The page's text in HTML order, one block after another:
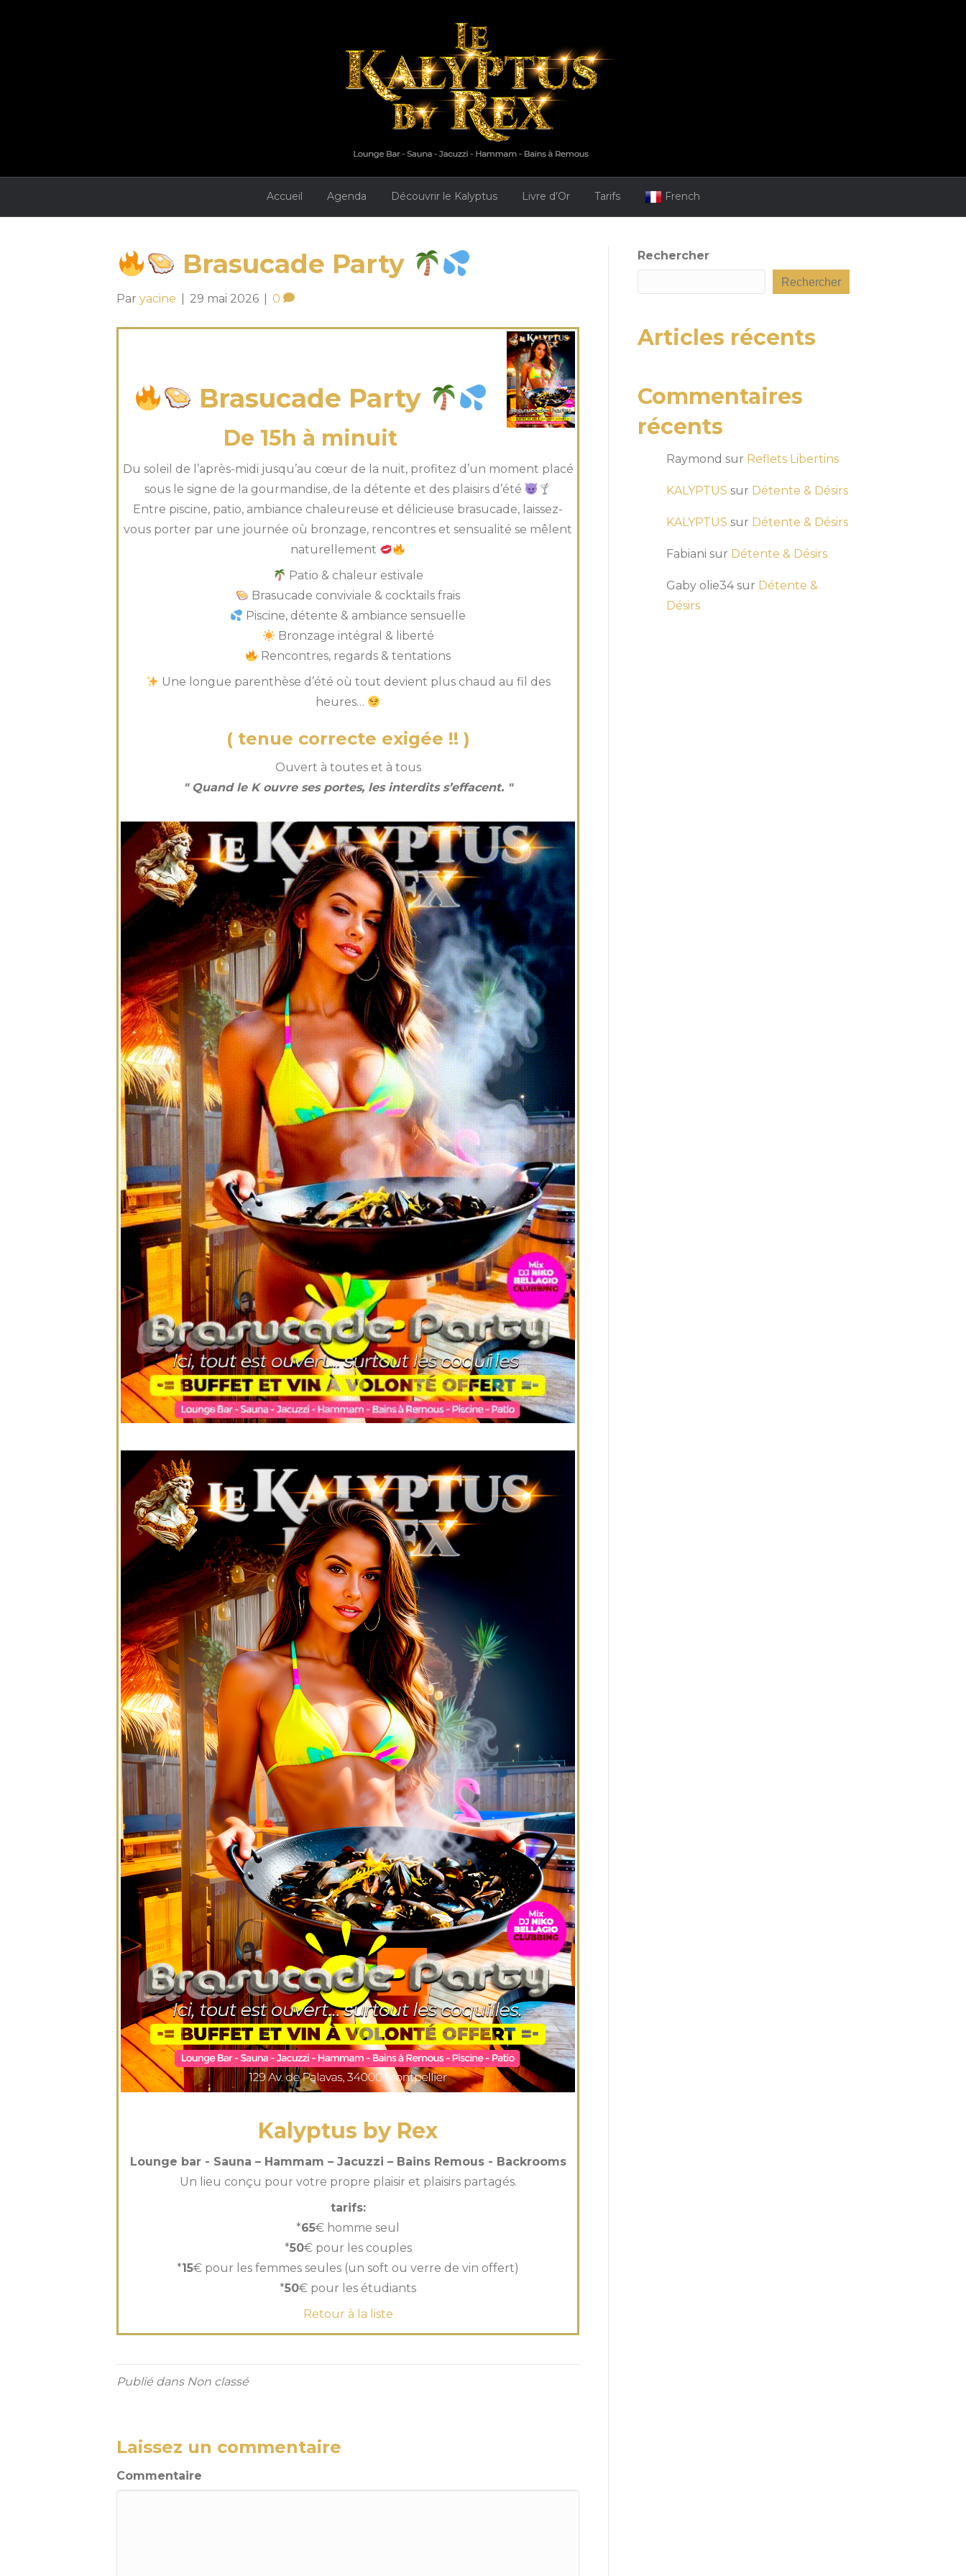
Accueil Agenda Découvrir le Kalyptus Livre d’Or Tarifs French
Brasucade Party
Par yacine 29 mai 2026 0
Brasucade Party
De 15h à minuit
Du soleil de l’après-midi jusqu’au cœur de la nuit, profitez d’un moment placé
sous le signe de la gourmandise, de la détente et des plaisirs d’été
Entre piscine, patio, ambiance chaleureuse et délicieuse brasucade, laissez-
vous porter par une journée où bronzage, rencontres et sensualité se mêlent
naturellement
Patio & chaleur estivale
Brasucade conviviale & cocktails frais
Piscine, détente & ambiance sensuelle
Bronzage intégral & liberté
Rencontres, regards & tentations
Une longue parenthèse d’été où tout devient plus chaud au fil des
heures…
( tenue correcte exigée !! )
Ouvert à toutes et à tous
" Quand le K ouvre ses portes, les interdits s’effacent. "
Kalyptus by Rex
Lounge bar - Sauna – Hammam – Jacuzzi – Bains Remous - Backrooms
Un lieu conçu pour votre propre plaisir et plaisirs partagés.
tarifs:
*65€ homme seul
*50€ pour les couples
*15€ pour les femmes seules (un soft ou verre de vin offert)
*50€ pour les étudiants
Retour à la liste
Publié dans Non classé
Laissez un commentaire
Commentaire
Rechercher
Rechercher
Articles récents
Commentaires
récents
Raymond sur Reflets Libertins
KALYPTUS sur Détente & Désirs
KALYPTUS sur Détente & Désirs
Fabiani sur Détente & Désirs
Gaby olie34sur Détente &
Désirs